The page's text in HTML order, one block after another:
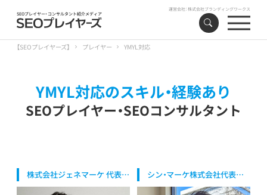
SEOプレイヤー・コンサルタント紹介メディア
運営会社： 株式会社ブランディングワークス
【SEOプレイヤーズ】 プレイヤー YMYL対応
YMYL対応のスキル・経験あり
SEOプレイヤー・SEOコンサルタント
株式会社ジェネマーケ 代表取
締役
シン・マーケ株式会社代表取
締役/代表マーケター